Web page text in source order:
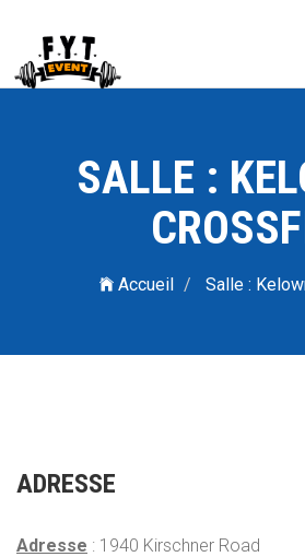
SALLE :
Accueil Salle :
ADRESSE
Adresse : 1940 Kirschner Road